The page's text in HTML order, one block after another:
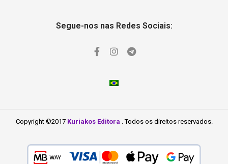
Segue-nos nas Redes Sociais:
Copyright ©2017 Kuriakos Editora . Todos os direitos reservados.